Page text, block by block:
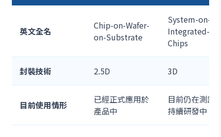
英文全名
Chip-on-Wafer-
on-Substrate
System-on-
Integrated-
Chips
封裝技術 2.5D 3D
目前使用情形
已經正式應用於
產品中
目前仍在測試
持續研發中